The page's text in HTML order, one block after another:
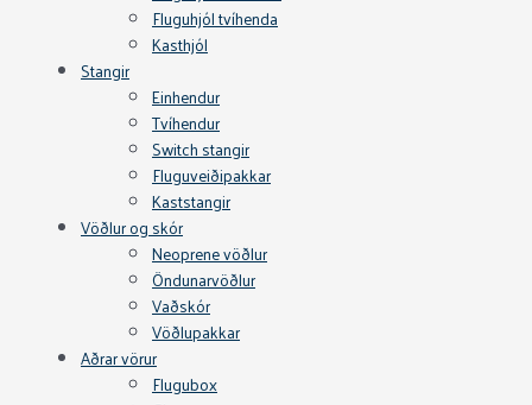
Fluguhjól tvíhenda
Kasthjól
Stangir
Einhendur
Tvíhendur
Switch stangir
Fluguveiðipakkar
Kaststangir
Vöðlur og skór
Neoprene vöðlur
Öndunarvöðlur
Vaðskór
Vöðlupakkar
Aðrar vörur
Flugubox